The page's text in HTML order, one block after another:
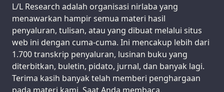
Support us:
L/L Research adalah organisasi nirlaba yang
menawarkan hampir semua materi hasil
penyaluran, tulisan, atau yang dibuat melalui situs
web ini dengan cuma-cuma. Ini mencakup lebih dari
1.700 transkrip penyaluran, lusinan buku yang
diterbitkan, buletin, pidato, jurnal, dan banyak lagi.
Terima kasih banyak telah memberi penghargaan